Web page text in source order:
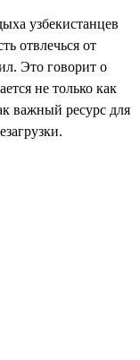
узбекистанцев
отвлечься от
Это говорит о
не только как
важный ресурс для